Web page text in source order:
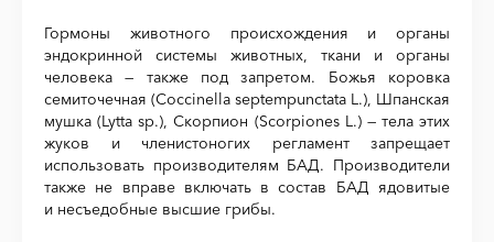
Гормоны животного происхождения и органы
эндокринной системы животных, ткани и органы
человека — также под запретом. Божья коровка
семиточечная (Coccinella septempunctata L.), Шпанская
мушка (Lytta sp.), Скорпион (Scorpiones L.) — тела этих
жуков и членистоногих регламент запрещает
использовать производителям БАД. Производители
также не вправе включать в состав БАД ядовитые
и несъедобные высшие грибы.